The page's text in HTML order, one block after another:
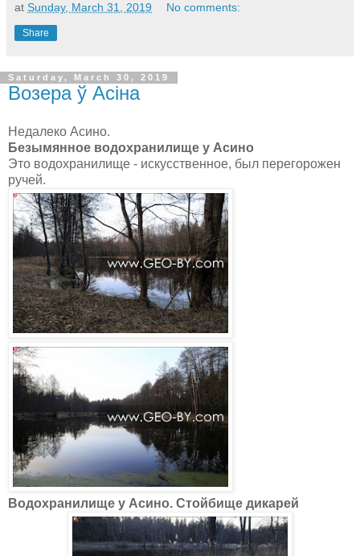
at Sunday, March 31, 2019 No comments:
Share
Saturday, March 30, 2019
Возера ў Асіна
Недалеко Асино.
Безымянное водохранилище у Асино
Это водохранилище - искусственноe, был перегорожен
ручей.
Водохранилище у Асино. Стойбище дикарей